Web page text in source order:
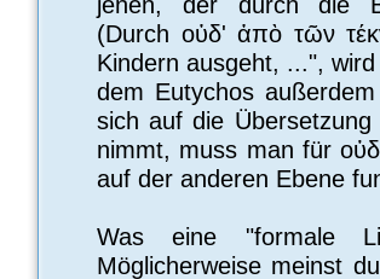
(Durch οὐδ' ἀπὸ τῶν
Kindern ausgeht, ...",
dem Eutychos
sich auf die
nimmt, muss man für
auf der anderen Ebene
Was eine "formale
Möglicherweise meinst